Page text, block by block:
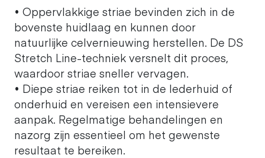
• Oppervlakkige striae bevinden zich in de
bovenste huidlaag en kunnen door
natuurlijke celvernieuwing herstellen. De DS
Stretch Line-techniek versnelt dit proces,
waardoor striae sneller vervagen.
• Diepe striae reiken tot in de lederhuid of
onderhuid en vereisen een intensievere
aanpak. Regelmatige behandelingen en
nazorg zijn essentieel om het gewenste
resultaat te bereiken.